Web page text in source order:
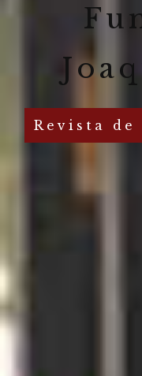
Revista de